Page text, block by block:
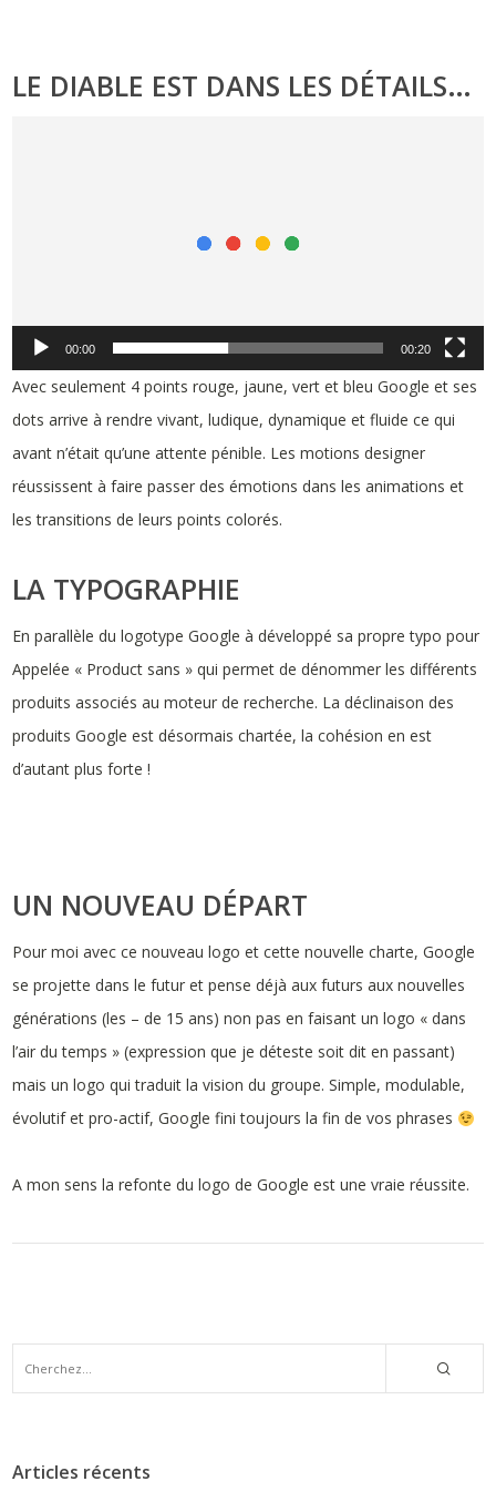
LE DIABLE EST DANS LES DÉTAILS…
00:00 00:20
Avec seulement 4 points rouge, jaune, vert et bleu Google et ses
dots arrive à rendre vivant, ludique, dynamique et fluide ce qui
avant n’était qu’une attente pénible. Les motions designer
réussissent à faire passer des émotions dans les animations et
les transitions de leurs points colorés.
LA TYPOGRAPHIE
En parallèle du logotype Google à développé sa propre typo pour
Appelée « Product sans » qui permet de dénommer les différents
produits associés au moteur de recherche. La déclinaison des
produits Google est désormais chartée, la cohésion en est
d’autant plus forte !
UN NOUVEAU DÉPART
Pour moi avec ce nouveau logo et cette nouvelle charte, Google
se projette dans le futur et pense déjà aux futurs aux nouvelles
générations (les – de 15 ans) non pas en faisant un logo « dans
l’air du temps » (expression que je déteste soit dit en passant)
mais un logo qui traduit la vision du groupe. Simple, modulable,
évolutif et pro-actif, Google fini toujours la fin de vos phrases
A mon sens la refonte du logo de Google est une vraie réussite.
Articles récents